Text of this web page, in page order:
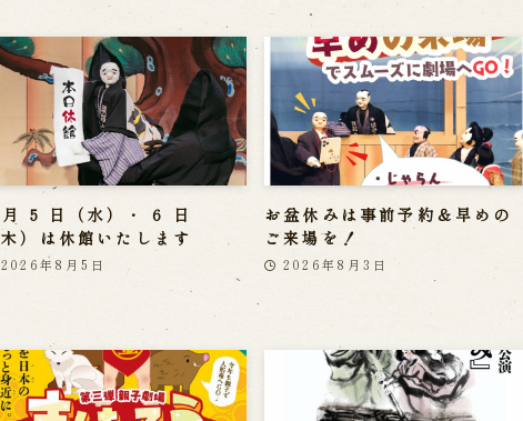
5 日（水）・ 6 日
木）は休館いたします
2026年8月5日
お盆休みは事前予約＆早めの
ご来場を！
2026年8月3日